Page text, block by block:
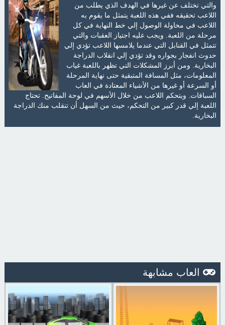
والتي تختلف عن غيرها في الهدف الذي يطلب من
اللاعب تحقيقه ففي هذه اللعبة يتمثل ما يقوم به
اللاعب في محاولة الوصول إلي خط النهاية في كل
مرحلة من اللعبة. ويجب عليه اجتياز العقبات والتي
تتمثل في القنابل التي عندما يلامسها اللاعب تؤدي إلي
حدوث انفجار بجواره وقد تؤدي إلي انقلاب الدراجة
البخارية. ومن أبرز المشكلات التي تظهر باللعبة غياب
المعلومات، مثل المسافة المتبقية حتى نهاية المرحلة
أو السرعة أو غيرها من الأشياء المعتادة في العاب
السباقات. ويتحكم اللاعب من خلال الأسهم في لوحة المفاتيح. تحتاج
اللعبة إلي قدر كبير من التحكم، حيث من السهل أن تنقلب منك الدراجة
البخارية.
العاب مشابهة